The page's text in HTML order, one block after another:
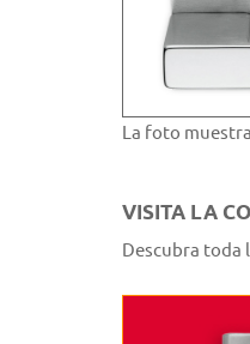
La foto
VISITA LA
Descubra toda